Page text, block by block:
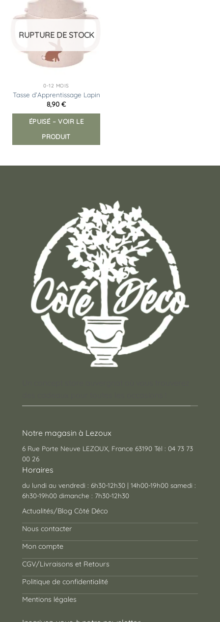
Ajouter
à la
liste
RUPTURE DE STOCK
0-12 MOIS
Tasse d’Apprentissage Lapin
8,90 €
ÉPUISÉ – VOIR LE
PRODUIT
Notre magasin à Lezoux
6 Rue Porte Neuve LEZOUX, France 63190 Tél : 04 73 73
00 26
Horaires
du lundi au vendredi : 6h30-12h30 | 14h00-19h00 samedi :
6h30-19h00 dimanche : 7h30-12h30
Actualités/Blog Côté Déco
Nous contacter
Mon compte
CGV/Livraisons et Retours
Politique de confidentialité
Mentions légales